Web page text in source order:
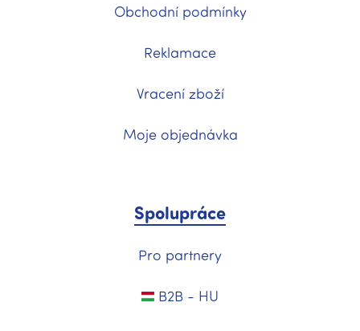
Obchodní podmínky
Reklamace
Vracení zboží
Moje objednávka
Spolupráce
Pro partnery
B2B - HU